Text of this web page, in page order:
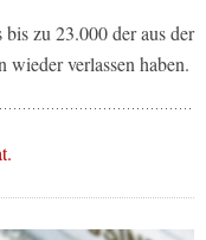
zu 23.000 der aus der
verlassen haben.